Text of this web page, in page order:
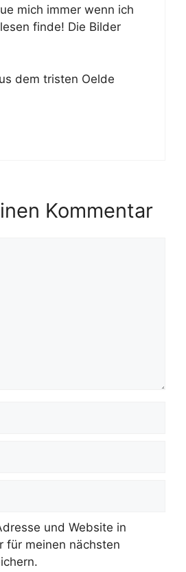
mich immer wenn ich
finde! Die Bilder
dem tristen Oelde
Kommentar
und Website in
für meinen nächsten